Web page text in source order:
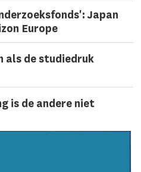
Japan
Europe
als de studiedruk
is de andere niet